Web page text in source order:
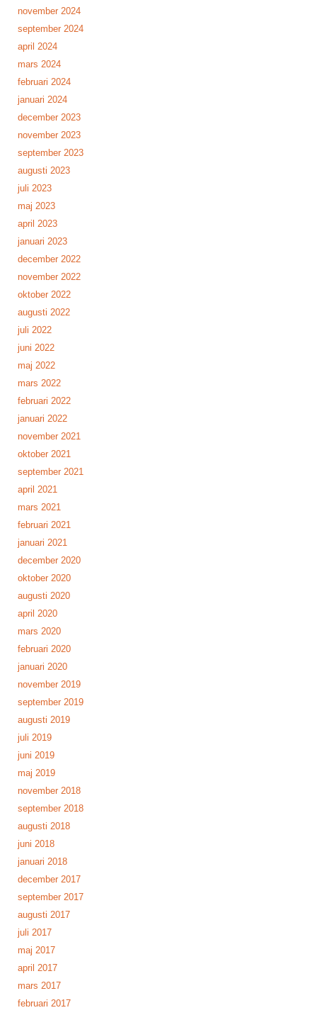
november 2024
september 2024
april 2024
mars 2024
februari 2024
januari 2024
december 2023
november 2023
september 2023
augusti 2023
juli 2023
maj 2023
april 2023
januari 2023
december 2022
november 2022
oktober 2022
augusti 2022
juli 2022
juni 2022
maj 2022
mars 2022
februari 2022
januari 2022
november 2021
oktober 2021
september 2021
april 2021
mars 2021
februari 2021
januari 2021
december 2020
oktober 2020
augusti 2020
april 2020
mars 2020
februari 2020
januari 2020
november 2019
september 2019
augusti 2019
juli 2019
juni 2019
maj 2019
november 2018
september 2018
augusti 2018
juni 2018
januari 2018
december 2017
september 2017
augusti 2017
juli 2017
maj 2017
april 2017
mars 2017
februari 2017